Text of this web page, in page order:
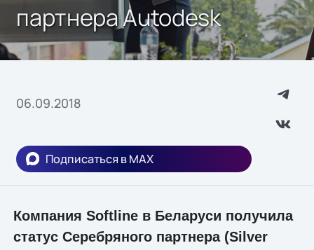
партнера Autodesk
06.09.2018
Подписаться в MAX
Компания Softline в Беларуси получила
статус Серебряного партнера (Silver